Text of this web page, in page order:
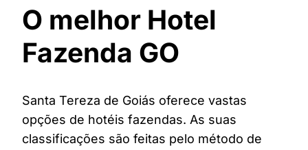
O melhor Hotel
Fazenda GO
Santa Tereza de Goiás oferece vastas
opções de hotéis fazendas. As suas
classificações são feitas pelo método de